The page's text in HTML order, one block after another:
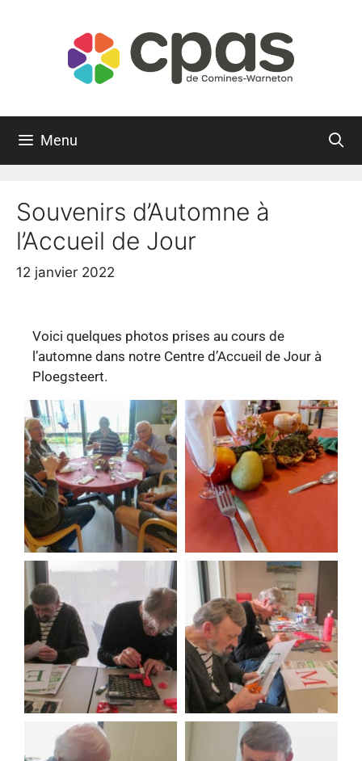
Menu
Souvenirs d’Automne à
l’Accueil de Jour
12 janvier 2022
Voici quelques photos prises au cours de
l’automne dans notre Centre d’Accueil de Jour à
Ploegsteert.